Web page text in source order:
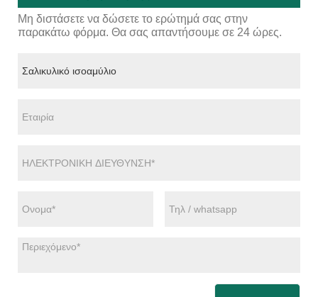
Μη διστάσετε να δώσετε το ερώτημά σας στην
παρακάτω φόρμα. Θα σας απαντήσουμε σε 24 ώρες.